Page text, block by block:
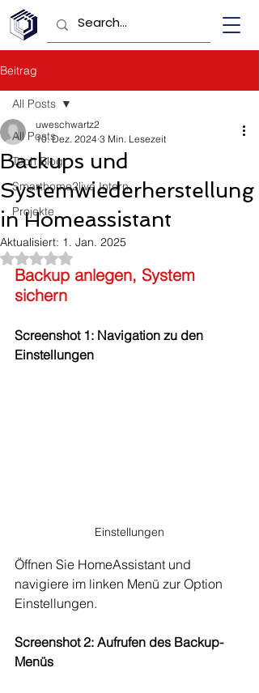
Beitrag
All Posts
Tech Blog
Smarthome2live Intern
Projekte
All Posts
Backups und
Systemwiederherstellung
in Homeassistant
uweschwartz2
10. Dez. 2024 3 Min. Lesezeit
Aktualisiert: 1. Jan. 2025
Mit NaN von 5 Sternen bewertet.
Backup anlegen, System
sichern
Screenshot 1: Navigation zu den
Einstellungen
Einstellungen
Öffnen Sie HomeAssistant und
navigiere im linken Menü zur Option
Einstellungen.
Screenshot 2: Aufrufen des Backup-
Menüs